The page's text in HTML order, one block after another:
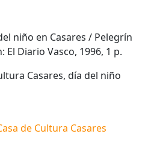
niño en Casares / Pelegrín
El Diario Vasco, 1996, 1 p.
Casares, día del niño
de Cultura Casares